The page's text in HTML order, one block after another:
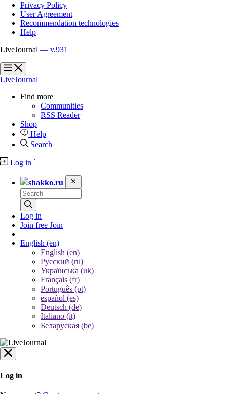
Privacy Policy
User Agreement
Recommendation technologies
Help
LiveJournal — v.931
?
?
LiveJournal
Find more
Communities
RSS Reader
Shop
Help
Search
Log in `
shakko.ru
Log in
Join free Join
English (en)
English (en)
Русский (ru)
Українська (uk)
Français (fr)
Português (pt)
español (es)
Deutsch (de)
Italiano (it)
Беларуская (be)
Log in